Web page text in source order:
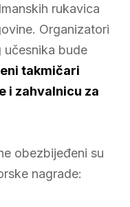
rukavica
Organizatori
učesnika bude
takmičari
i zahvalnicu za
obezbijeđeni su
nagrade: